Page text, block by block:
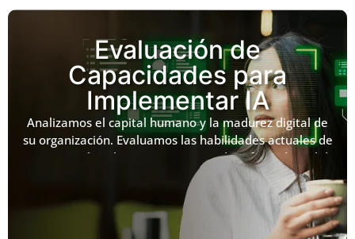
Evaluación de
Capacidades para
Implementar IA
Analizamos el capital humano y la madurez digital de
su organización. Evaluamos las habilidades actuales de
su equipo y la cultura interna para identificar el nivel de
alfabetización en IA, asegurando que la transición
tecnológica cuente con el respaldo de una estructura
humana lista para la adopción y el liderazgo digital.